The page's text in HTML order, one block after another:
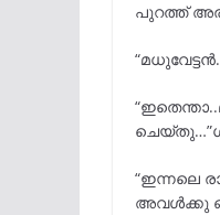
പുറത്ത്
“ഇന്നലെ
അവൾക്കു